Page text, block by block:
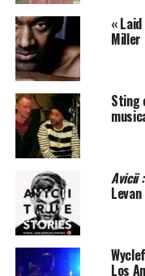
titres remarquables
simplement Vol. 1.
« VOL. 1. », LE
DISPONIBLE
SUJETS ASSOCIÉS:
«
Miller
Sting
Avicii
Los